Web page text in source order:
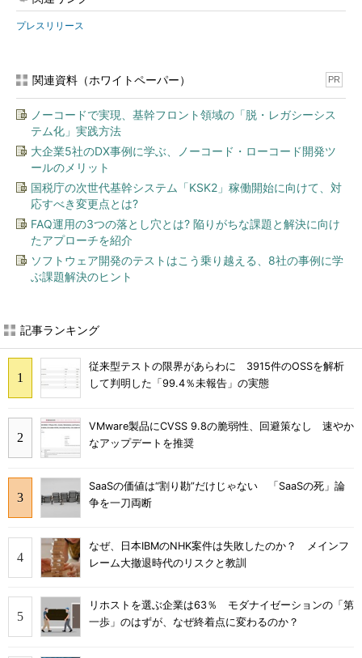
プレスリリース
関連資料（ホワイトペーパー） PR
ノーコードで実現、基幹フロント領域の「脱・レガシーシス
テム化」実践方法
大企業5社のDX事例に学ぶ、ノーコード・ローコード開発ツ
ールのメリット
国税庁の次世代基幹システム「KSK2」稼働開始に向けて、対
応すべき変更点とは?
FAQ運用の3つの落とし穴とは? 陥りがちな課題と解決に向け
たアプローチを紹介
ソフトウェア開発のテストはこう乗り越える、8社の事例に学
ぶ課題解決のヒント
記事ランキング
従来型テストの限界があらわに 3915件のOSSを解析
して判明した「99.4％未報告」の実態
VMware製品にCVSS 9.8の脆弱性、回避策なし 速やか
なアップデートを推奨
SaaSの価値は“割り勘”だけじゃない 「SaaSの死」論
争を一刀両断
なぜ、日本IBMのNHK案件は失敗したのか？ メインフ
レーム大撤退時代のリスクと教訓
リホストを選ぶ企業は63％ モダナイゼーションの「第
一歩」のはずが、なぜ終着点に変わるのか？